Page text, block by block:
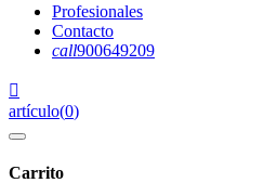
Profesionales
Contacto
call900649209

artículo(0)
Carrito